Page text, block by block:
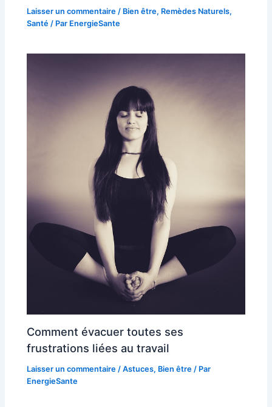
Laisser un commentaire / Bien être, Remèdes Naturels,
Santé / Par EnergieSante
Comment évacuer toutes ses
frustrations liées au travail
Laisser un commentaire /Astuces, Bien être / Par
EnergieSante